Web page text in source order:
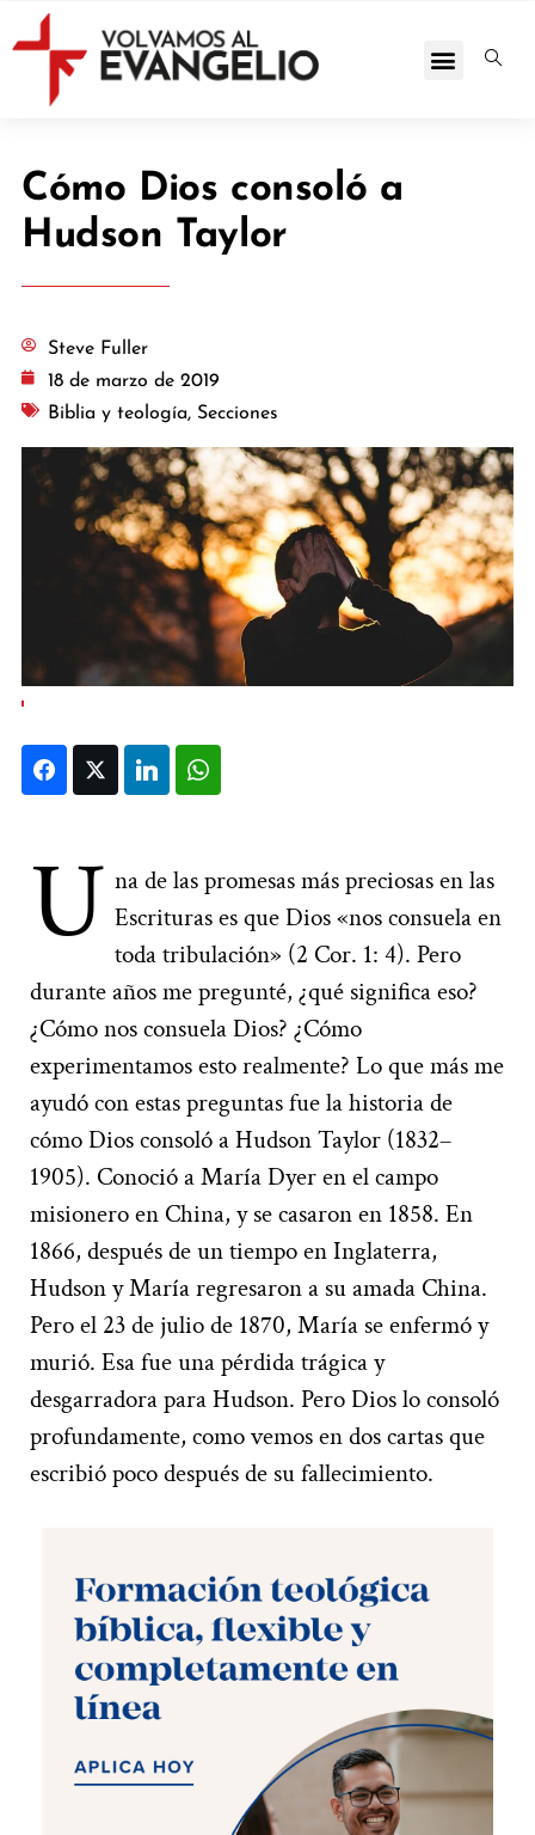
Cómo Dios consoló a
Hudson Taylor
Steve Fuller
18 de marzo de 2019
Biblia y teología, Secciones
FacebookTwitter LinkedIn
U na de las promesas más preciosas en las
Escrituras es que Dios «nos consuela en
toda tribulación» (2 Cor. 1: 4). Pero
durante años me pregunté, ¿qué significa eso?
¿Cómo nos consuela Dios? ¿Cómo
experimentamos esto realmente? Lo que más me
ayudó con estas preguntas fue la historia de
cómo Dios consoló a Hudson Taylor (1832–
1905). Conoció a María Dyer en el campo
misionero en China, y se casaron en 1858. En
1866, después de un tiempo en Inglaterra,
Hudson y María regresaron a su amada China.
Pero el 23 de julio de 1870, María se enfermó y
murió. Esa fue una pérdida trágica y
desgarradora para Hudson. Pero Dios lo consoló
profundamente, como vemos en dos cartas que
escribió poco después de su fallecimiento.